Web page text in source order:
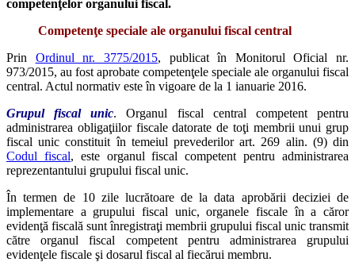
competenţelor organului fiscal.
Competenţe speciale ale organului fiscal central
Prin Ordinul nr. 3775/2015, publicat în Monitorul Oficial nr.
973/2015, au fost aprobate competenţele speciale ale organului fiscal
central. Actul normativ este în vigoare de la 1 ianuarie 2016.
Grupul fiscal unic. Organul fiscal central competent pentru
administrarea obligaţiilor fiscale datorate de toţi membrii unui grup
fiscal unic constituit în temeiul prevederilor art. 269 alin. (9) din
Codul fiscal, este organul fiscal competent pentru administrarea
reprezentantului grupului fiscal unic.
În termen de 10 zile lucrătoare de la data aprobării deciziei de
implementare a grupului fiscal unic, organele fiscale în a căror
evidenţă fiscală sunt înregistraţi membrii grupului fiscal unic transmit
către organul fiscal competent pentru administrarea grupului
evidenţele fiscale şi dosarul fiscal al fiecărui membru.